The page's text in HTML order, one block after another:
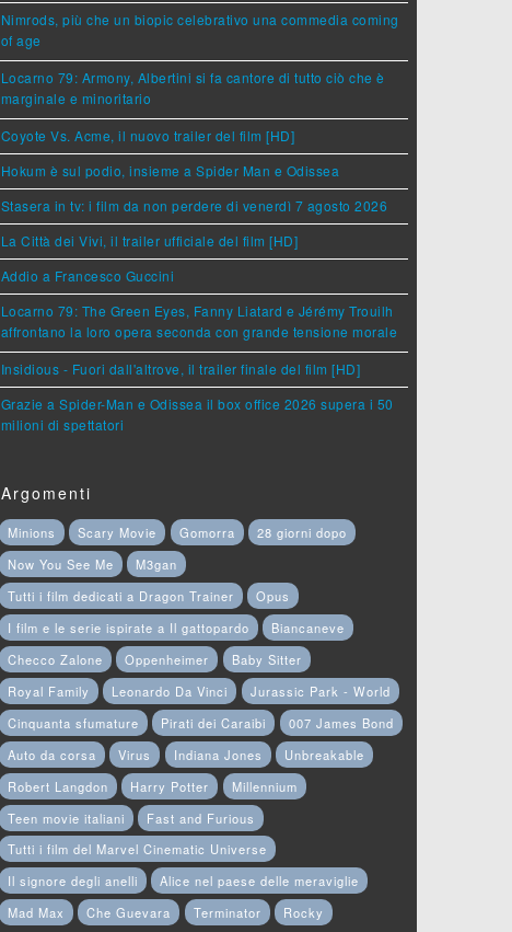
Nimrods, più che un biopic celebrativo una commedia coming
of age
Locarno 79: Armony, Albertini si fa cantore di tutto ciò che è
marginale e minoritario
Coyote Vs. Acme, il nuovo trailer del film [HD]
Hokum è sul podio, insieme a Spider Man e Odissea
Stasera in tv: i film da non perdere di venerdì 7 agosto 2026
La Città dei Vivi, il trailer ufficiale del film [HD]
Addio a Francesco Guccini
Locarno 79: The Green Eyes, Fanny Liatard e Jérémy Trouilh
affrontano la loro opera seconda con grande tensione morale
Insidious - Fuori dall'altrove, il trailer finale del film [HD]
Grazie a Spider-Man e Odissea il box office 2026 supera i 50
milioni di spettatori
Argomenti
Minions Scary Movie Gomorra
28 giorni dopo
Now You See Me
M3gan
Tutti i film dedicati a Dragon Trainer
Opus
I film e le serie ispirate a Il gattopardo
Biancaneve
Checco Zalone
Oppenheimer
Baby Sitter
Royal Family
Leonardo Da Vinci
Jurassic Park - World
Cinquanta sfumature
Pirati dei Caraibi
007 James Bond
Auto da corsa
Virus Indiana Jones
Unbreakable
Robert Langdon
Harry Potter
Millennium
Teen movie italiani
Fast and Furious
Tutti i film del Marvel Cinematic Universe
Il signore degli anelli
Alice nel paese delle meraviglie
Mad Max
Che Guevara Terminator Rocky